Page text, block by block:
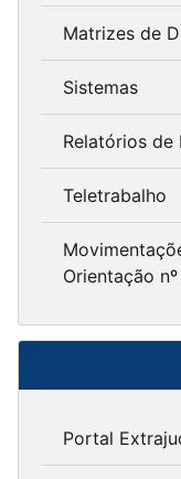
Matrizes de
Sistemas
Relatórios de
Teletrabalho
Orientação
Portal